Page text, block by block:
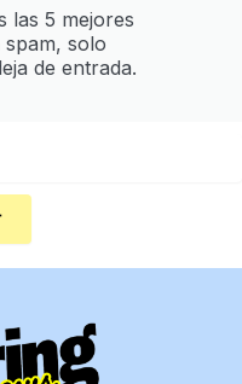
las 5 mejores
spam, solo
de entrada.